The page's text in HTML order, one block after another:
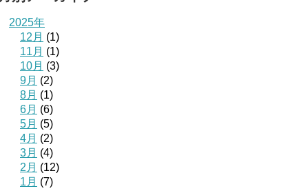
2025年
12月 (1)
11月 (1)
10月 (3)
9月 (2)
8月 (1)
6月 (6)
5月 (5)
4月 (2)
3月 (4)
2月 (12)
1月 (7)